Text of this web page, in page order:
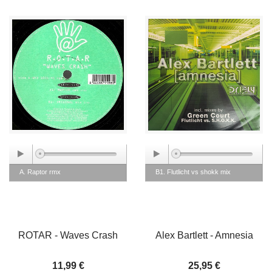
A. Raptor rmx
ROTAR - Waves Crash
11,99 €
B1. Flutlicht vs shokk mix
Alex Bartlett - Amnesia
25,95 €